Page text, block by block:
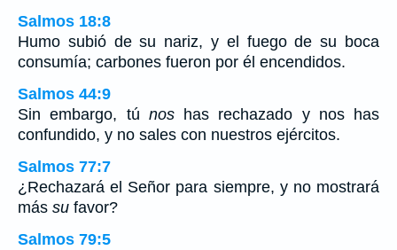
Salmos 18:8
Humo subió de su nariz, y el fuego de su boca
consumía; carbones fueron por él encendidos.
Salmos 44:9
Sin embargo, tú noshas rechazado y nos has
confundido, y no sales con nuestros ejércitos.
Salmos 77:7
¿Rechazará el Señor para siempre, y no mostrará
más su favor?
Salmos 79:5